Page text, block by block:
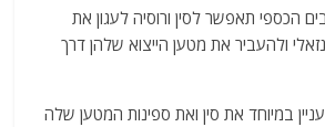
הכספי תאפשר לסין ורוסיה לעגון את
ולהעביר את מטען הייצוא שלהן דרך
במיוחד את סין ואת ספינות המטען שלה